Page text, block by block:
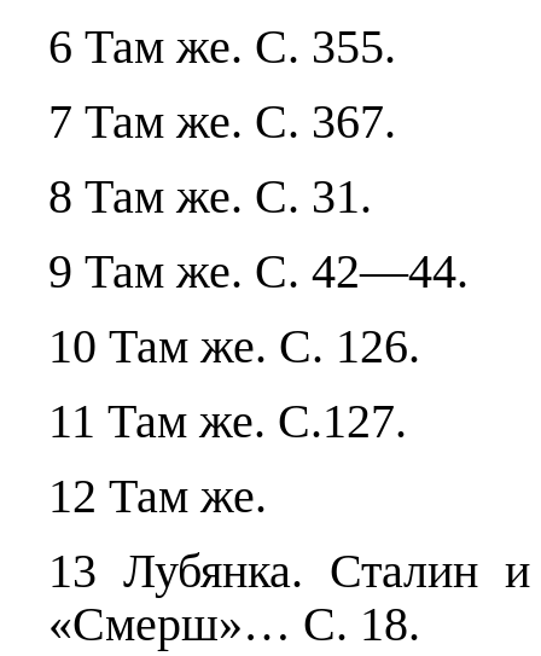
6 Там же. С. 355.
7 Там же. С. 367.
8 Там же. С. 31.
9 Там же. С. 42—44.
10 Там же. С. 126.
11 Там же. С.127.
12 Там же.
13 Лубянка.
«Смерш»… С. 18.